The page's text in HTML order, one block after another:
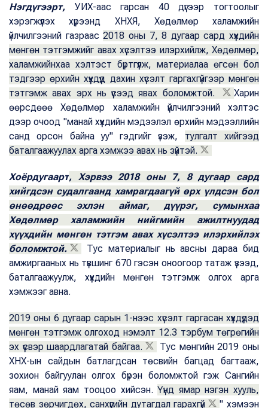
Нэгдүгээрт, УИХ-аас гарсан 40 дүгээр тогтоолыг
хэрэгжүүлэх хүрээнд ХНХЯ, Хөдөлмөр халамжийн
үйлчилгээний газраас2018 оны 7, 8 дугаар сард хүүхдийн
мөнгөн тэтгэмжийг авах хүсэлтээ илэрхийлж, Хөдөлмөр,
халамжийнхаа хэлтэст бүртгүүлж, материалаа өгсөн бол
тэдгээр өрхийн хүүхдүүд дахин хүсэлт гаргахгүйгээр мөнгөн
тэтгэмж авах эрх нь үүсээд явах боломжтой.
Харин
өөрсдөөө Хөдөлмөр халамжийн үйлчилгээний хэлтэс
дээр очоод "манай хүүхдийн мэдээлэл өрхийн мэдээллийн
санд орсон байна уу" гэдгийг үзэж, тулгалт хийгээд
баталгаажуулах арга хэмжээ авах нь зүйтэй.
Хоёрдугаарт, Хэрвээ 2018 оны 7, 8 дугаар сард
хийгдсэн судалгаанд хамрагдаагүй өрх үлдсэн бол
өнөөдрөөс эхлэн аймаг, дүүрэг, сумынхаа
Хөдөлмөр халамжийн нийгмийн ажилтнуудад
хүүхдийн мөнгөн тэтгэм авах хүсэлтээ илэрхийлэх
боломжтой.
Тус материалыг нь авсны дараа бид
амжиргааных нь түвшинг 670 гэсэн оноогоор татаж үзээд,
баталгаажуулж, хүүхдийн мөнгөн тэтгэмж олгох арга
хэмжээг авна.
2019 оны 6 дугаар сарын 1-нээс хүсэлт гаргасан хүүхдүүдэд
мөнгөн тэтгэмж олгоход нэмэлт 12.3 тэрбум төгрөгийн
эх үүсвэр шаардлагатай байгаа.
Тус мөнгийн 2019 оны
ХНХ-ын сайдын батлагдсан төсвийн багцад багтааж,
зохион байгуулан олгох бүрэн боломжтой гэж Сангийн
яам, манай яам тооцоо хийсэн.Үүнд ямар нэгэн хууль,
төсөв зөрчигдөх, санхүүгийн дутагдал гарахгүй
" хэмээн